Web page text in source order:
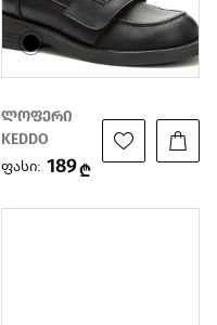
ლოფერი
KEDDO
ფასი: 189₾